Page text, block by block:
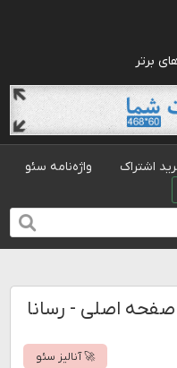
برتر
اشتراک
واژه‌نامه سئو
صفحه اصلی - رسانا
🚀 آنالیز سئو